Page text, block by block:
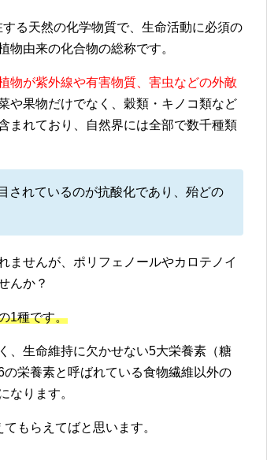
る天然の化学物質で、生命活動に必須の
由来の化合物の総称です。
物が紫外線や有害物質、害虫などの外敵
や果物だけでなく、穀類・キノコ類など
まれており、自然界には全部で数千種類
されているのが抗酸化であり、殆どの
ませんが、ポリフェノールやカロテノイ
んか？
1種です。
、生命維持に欠かせない5大栄養素（糖
栄養素と呼ばれている食物繊維以外の
なります。
もらえてばと思います。